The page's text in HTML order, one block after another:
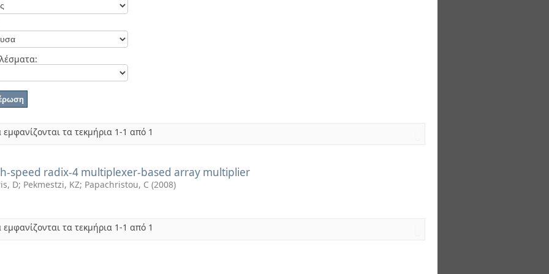
τα τεκμήρια 1-1 από 1
speed radix-4 multiplexer-based array multiplier
D; Pekmestzi, KZ; Papachristou, C (2008)
τα τεκμήρια 1-1 από 1